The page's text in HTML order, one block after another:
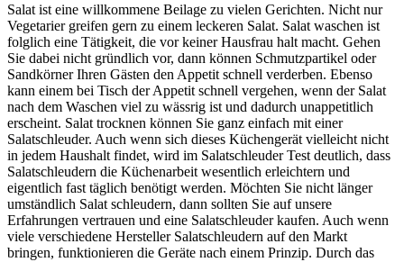
Salat ist eine willkommene Beilage zu vielen Gerichten. Nicht nur
Vegetarier greifen gern zu einem leckeren Salat. Salat waschen ist
folglich eine Tätigkeit, die vor keiner Hausfrau halt macht. Gehen
Sie dabei nicht gründlich vor, dann können Schmutzpartikel oder
Sandkörner Ihren Gästen den Appetit schnell verderben. Ebenso
kann einem bei Tisch der Appetit schnell vergehen, wenn der Salat
nach dem Waschen viel zu wässrig ist und dadurch unappetitlich
erscheint. Salat trocknen können Sie ganz einfach mit einer
Salatschleuder. Auch wenn sich dieses Küchengerät vielleicht nicht
in jedem Haushalt findet, wird im Salatschleuder Test deutlich, dass
Salatschleudern die Küchenarbeit wesentlich erleichtern und
eigentlich fast täglich benötigt werden. Möchten Sie nicht länger
umständlich Salat schleudern, dann sollten Sie auf unsere
Erfahrungen vertrauen und eine Salatschleuder kaufen. Auch wenn
viele verschiedene Hersteller Salatschleudern auf den Markt
bringen, funktionieren die Geräte nach einem Prinzip. Durch das